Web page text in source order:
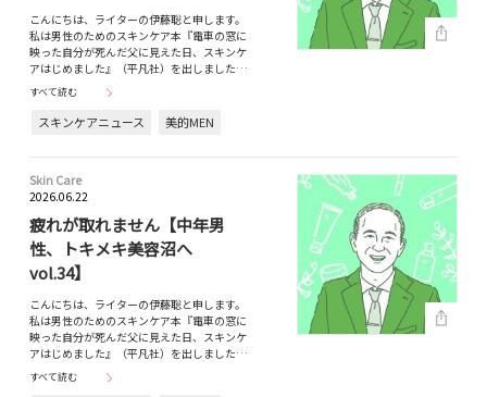
こんにちは、ライターの伊藤聡と申します。
私は男性のためのスキンケア本『電車の窓に
映った自分が死んだ父に見えた日、スキンケ
アはじめました』（平凡社）を出しました…
すべて読む
スキンケアニュース 美的MEN
Skin Care
2026.06.22
疲れが取れません【中年男
性、トキメキ美容沼へ
vol.34】
こんにちは、ライターの伊藤聡と申します。
私は男性のためのスキンケア本『電車の窓に
映った自分が死んだ父に見えた日、スキンケ
アはじめました』（平凡社）を出しました…
すべて読む